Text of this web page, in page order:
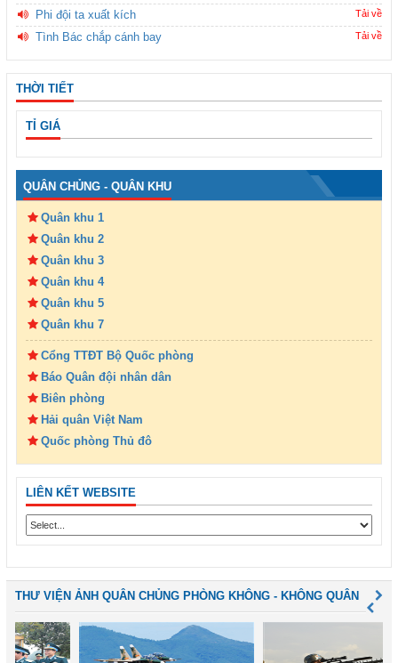
Phi đội ta xuất kích Tải về
Tình Bác chắp cánh bay Tải về
THỜI TIẾT
TỈ GIÁ
QUÂN CHỦNG - QUÂN KHU
Quân khu 1
Quân khu 2
Quân khu 3
Quân khu 4
Quân khu 5
Quân khu 7
Cổng TTĐT Bộ Quốc phòng
Báo Quân đội nhân dân
Biên phòng
Hải quân Việt Nam
Quốc phòng Thủ đô
LIÊN KẾT WEBSITE
THƯ VIỆN ẢNH QUÂN CHỦNG PHÒNG KHÔNG - KHÔNG QUÂN